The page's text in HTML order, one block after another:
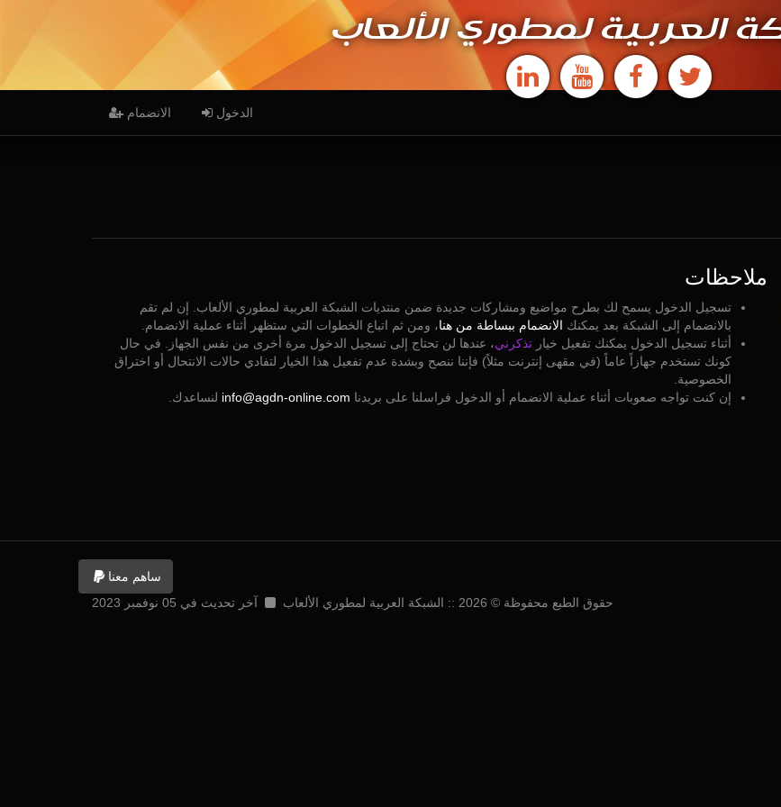
العربية لمطوري الألعاب
الدخول الانضمام
ملاحظات
تسجيل الدخول يسمح لك بطرح مواضيع ومشاركات جديدة ضمن منتديات الشبكة العربية لمطوري الألعاب. إن لم تقم
بالانضمام إلى الشبكة بعد يمكنك الانضمام ببساطة من هنا، ومن ثم اتباع الخطوات التي ستظهر أثناء عملية الانضمام.
أثناء تسجيل الدخول يمكنك تفعيل خيار تذكرني، عندها لن تحتاج إلى تسجيل الدخول مرة أخرى من نفس الجهاز. في حال
كونك تستخدم جهازاً عاماً (في مقهى إنترنت مثلاً) فإننا ننصح وبشدة عدم تفعيل هذا الخيار لتفادي حالات الانتحال أو اختراق
الخصوصية.
إن كنت تواجه صعوبات أثناء عملية الانضمام أو الدخول فراسلنا على بريدنا info@agdn-online.com لنساعدك.
ساهم معنا
حقوق الطبع محفوظة © 2026 :: الشبكة العربية لمطوري الألعاب
آخر تحديث في 05 نوفمبر 2023